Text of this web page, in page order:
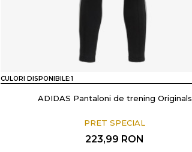
CULORI DISPONIBILE:1
ADIDAS Pantaloni de trening Originals
PRET SPECIAL
223,99 RON